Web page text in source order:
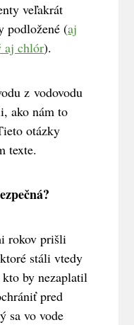
veľakrát
podložené (aj
aj chlór).
z vodovodu
ako nám to
otázky
texte.
rokov prišli
stáli vtedy
by nezaplatil
pred
sa vo vode